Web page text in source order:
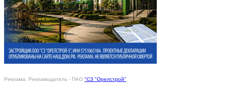
Реклама. Рекламодатель - ПАО "СЗ "Орелстрой"